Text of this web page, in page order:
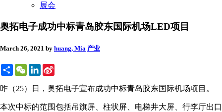
展会
奥拓电子成功中标青岛胶东国际机场LED项目
March 26, 2021 by huang, Mia 产业
ShareWeChatLinkedIn
昨（25）日，奥拓电子宣布成功中标青岛胶东国际机场项目。
本次中标的范围包括吊旗屏、柱状屏、电梯井大屏、行李厅出口